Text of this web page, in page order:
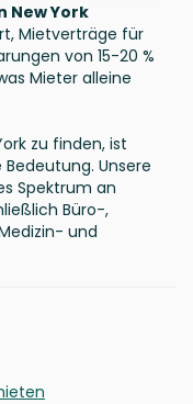
New York
Mietverträge für
von 15-20 %
Mieter alleine
zu finden, ist
Unsere
Spektrum an
Büro-,
und